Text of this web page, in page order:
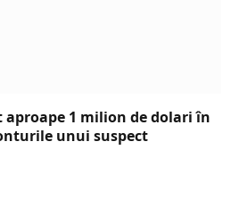
aproape 1 milion de dolari în
unui suspect